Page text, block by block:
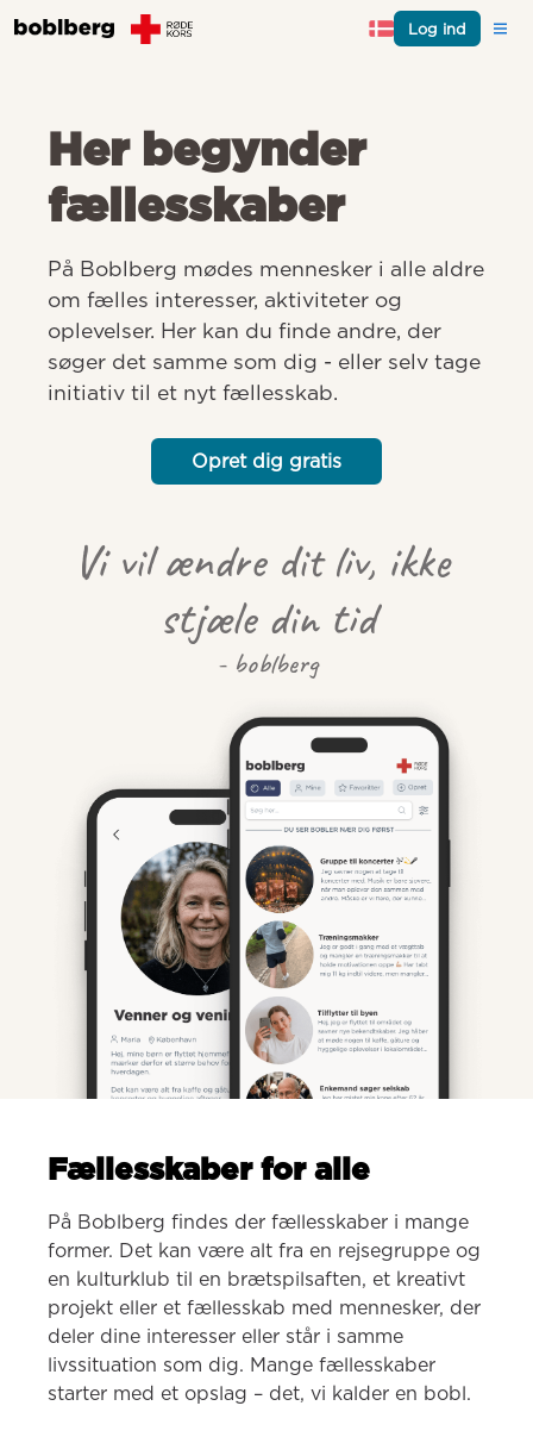
Log ind
Her begynder
fællesskaber
På Boblberg mødes mennesker i alle aldre
om fælles interesser, aktiviteter og
oplevelser. Her kan du finde andre, der
søger det samme som dig - eller selv tage
initiativ til et nyt fællesskab.
Opret dig gratis
Vi vil ændre dit liv, ikke
stjæle din tid
- boblberg
Fællesskaber for alle
På Boblberg findes der fællesskaber i mange
former. Det kan være alt fra en rejsegruppe og
en kulturklub til en brætspilsaften, et kreativt
projekt eller et fællesskab med mennesker, der
deler dine interesser eller står i samme
livssituation som dig. Mange fællesskaber
starter med et opslag – det, vi kalder en bobl.